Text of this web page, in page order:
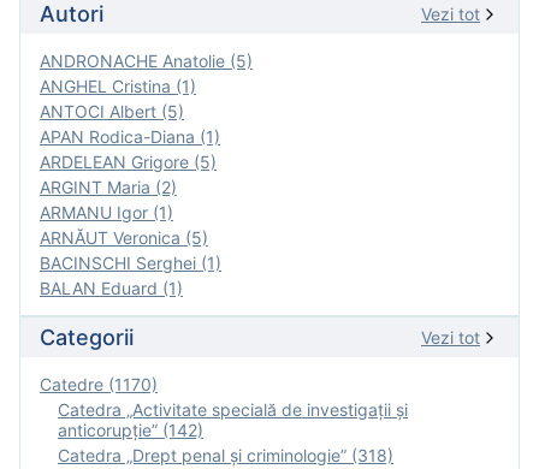
Autori Vezi tot
ANDRONACHE Anatolie (5)
ANGHEL Cristina (1)
ANTOCI Albert (5)
APAN Rodica-Diana (1)
ARDELEAN Grigore (5)
ARGINT Maria (2)
ARMANU Igor (1)
ARNĂUT Veronica (5)
BACINSCHI Serghei (1)
BALAN Eduard (1)
Categorii Vezi tot
Catedre (1170)
Catedra „Activitate specială de investigaţii şi
anticorupție” (142)
Catedra „Drept penal și criminologie” (318)